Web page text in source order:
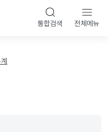
통합검색 전체메뉴